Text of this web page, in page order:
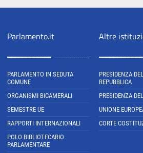
Parlamento.it
PARLAMENTO IN SEDUTA
COMUNE
ORGANISMI BICAMERALI
SEMESTRE UE
RAPPORTI INTERNAZIONALI
POLO BIBLIOTECARIO
PARLAMENTARE
Altre
PRESIDENZA
REPUBBLICA
PRESIDENZA
UNIONE
CORTE